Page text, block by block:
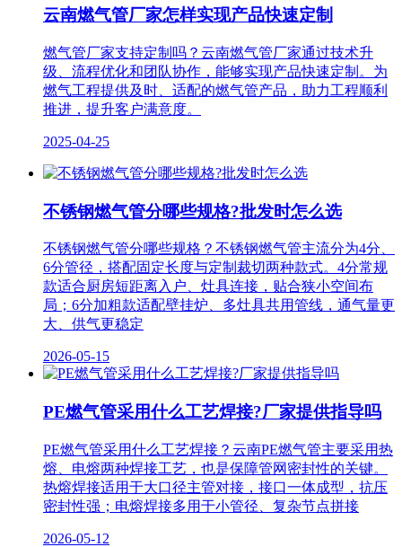
云南燃气管厂家怎样实现产品快速定制
燃气管厂家支持定制吗？云南燃气管厂家通过技术升
级、流程优化和团队协作，能够实现产品快速定制。为
燃气工程提供及时、适配的燃气管产品，助力工程顺利
推进，提升客户满意度。
2025-04-25
不锈钢燃气管分哪些规格?批发时怎么选
不锈钢燃气管分哪些规格？不锈钢燃气管主流分为4分、
6分管径，搭配固定长度与定制裁切两种款式。4分常规
款适合厨房短距离入户、灶具连接，贴合狭小空间布
局；6分加粗款适配壁挂炉、多灶具共用管线，通气量更
大、供气更稳定
2026-05-15
PE燃气管采用什么工艺焊接?厂家提供指导吗
PE燃气管采用什么工艺焊接？云南PE燃气管主要采用热
熔、电熔两种焊接工艺，也是保障管网密封性的关键。
热熔焊接适用于大口径主管对接，接口一体成型，抗压
密封性强；电熔焊接多用于小管径、复杂节点拼接
2026-05-12